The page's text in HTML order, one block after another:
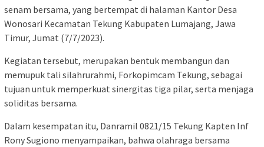
senam bersama, yang bertempat di halaman Kantor Desa
Wonosari Kecamatan Tekung Kabupaten Lumajang, Jawa
Timur, Jumat (7/7/2023).
Kegiatan tersebut, merupakan bentuk membangun dan
memupuk tali silahrurahmi, Forkopimcam Tekung, sebagai
tujuan untuk memperkuat sinergitas tiga pilar, serta menjaga
soliditas bersama.
Dalam kesempatan itu, Danramil 0821/15 Tekung Kapten Inf
Rony Sugiono menyampaikan, bahwa olahraga bersama